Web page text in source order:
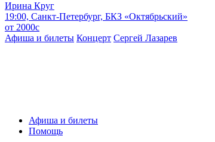
Ирина Круг
19:00, Санкт-Петербург, БКЗ «Октябрьский»
от 2000c
Афиша и билеты Концерт Сергей Лазарев
Афиша и билеты
Помощь